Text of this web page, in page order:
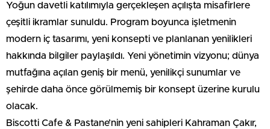
Yoğun davetli katılımıyla gerçekleşen açılışta misafirlere
çeşitli ikramlar sunuldu. Program boyunca işletmenin
modern iç tasarımı, yeni konsepti ve planlanan yenilikleri
hakkında bilgiler paylaşıldı. Yeni yönetimin vizyonu; dünya
mutfağına açılan geniş bir menü, yenilikçi sunumlar ve
şehirde daha önce görülmemiş bir konsept üzerine kurulu
olacak.
Biscotti Cafe & Pastane’nin yeni sahipleri Kahraman Çakır,